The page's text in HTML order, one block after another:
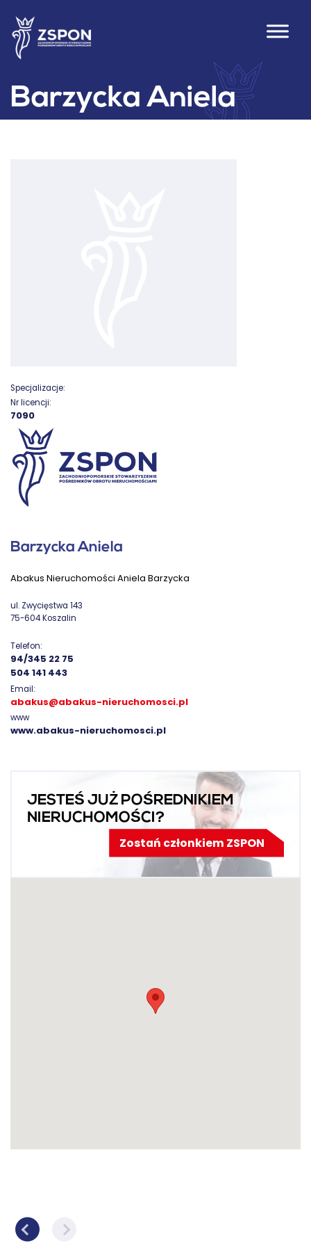
Barzycka Aniela
Specjalizacje:
Nr licencji:
7090
Barzycka Aniela
Abakus Nieruchomości Aniela Barzycka
ul. Zwycięstwa 143
75-604 Koszalin
Telefon:
94/345 22 75
504 141 443
Email:
abakus@abakus-nieruchomosci.pl
www
www.abakus-nieruchomosci.pl
JESTEŚ JUŻ POŚREDNIKIEM
NIERUCHOMOŚCI?
Zostań członkiem ZSPON